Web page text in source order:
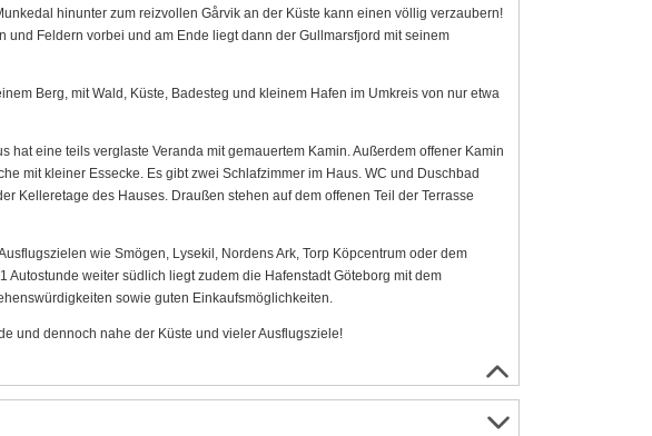
hinunter zum reizvollen Gårvik an der Küste kann einen völlig verzaubern!
und Feldern vorbei und am Ende liegt dann der Gullmarsfjord mit seinem
Berg, mit Wald, Küste, Badesteg und kleinem Hafen im Umkreis von nur etwa
hat eine teils verglaste Veranda mit gemauertem Kamin. Außerdem offener Kamin
mit kleiner Essecke. Es gibt zwei Schlafzimmer im Haus. WC und Duschbad
Kelleretage des Hauses. Draußen stehen auf dem offenen Teil der Terrasse
wie Smögen, Lysekil, Nordens Ark, Torp Köpcentrum oder dem
Autostunde weiter südlich liegt zudem die Hafenstadt Göteborg mit dem
sowie guten Einkaufsmöglichkeiten.
und dennoch nahe der Küste und vieler Ausflugsziele!